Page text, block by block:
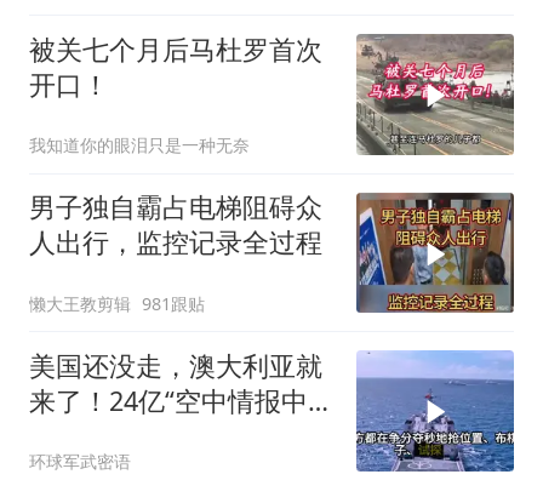
被关七个月后马杜罗首次
开口！
我知道你的眼泪只是一种无奈
男子独自霸占电梯阻碍众
人出行，监控记录全过程
懒大王教剪辑 981跟贴
美国还没走，澳大利亚就
来了！24亿“空中情报中
环球军武密语